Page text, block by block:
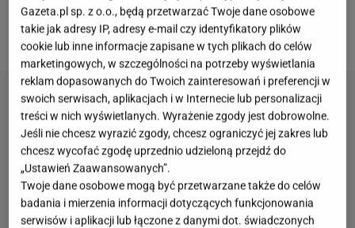
zdecydować, co wybrać, bo albo nic nas do końca
nie przekonuje, albo podoba nam się kilka dań.
Gazeta.pl sp. z o.o., będą przetwarzać Twoje dane osobowe
takie jak adresy IP, adresy e-mail czy identyfikatory plików
cookie lub inne informacje zapisane w tych plikach do celów
marketingowych, w szczególności na potrzeby wyświetlania
reklam dopasowanych do Twoich zainteresowań i preferencji w
swoich serwisach, aplikacjach i w Internecie lub personalizacji
treści w nich wyświetlanych. Wyrażenie zgody jest dobrowolne.
Jeśli nie chcesz wyrazić zgody, chcesz ograniczyć jej zakres lub
chcesz wycofać zgodę uprzednio udzieloną przejdź do
„Ustawień Zaawansowanych”.
Twoje dane osobowe mogą być przetwarzane także do celów
badania i mierzenia informacji dotyczących funkcjonowania
serwisów i aplikacji lub łączone z danymi dot. świadczonych